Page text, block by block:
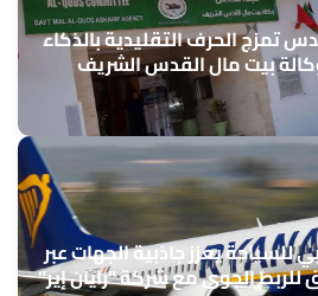
الحرف التقليدية بالذكاء
بيت مال القدس الشريف
للسياحة يعزز جاذبية الجهات عبر
للربط الجوي مع شركة "رايان إير"